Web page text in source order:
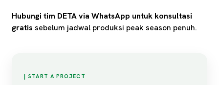
Hubungi tim DETA via WhatsApp untuk konsultasi
gratis sebelum jadwal produksi peak season penuh.
| START A PROJECT